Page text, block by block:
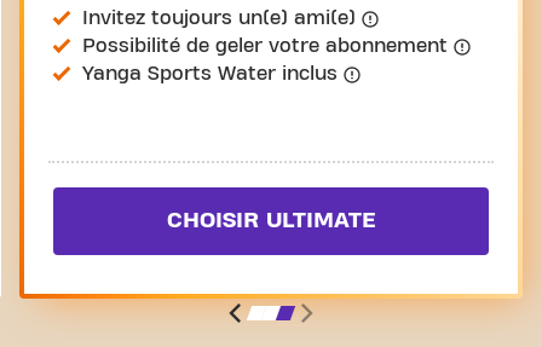
Invitez toujours un(e) ami(e)
Possibilité de geler votre abonnement
Yanga Sports Water inclus
CHOISIR ULTIMATE